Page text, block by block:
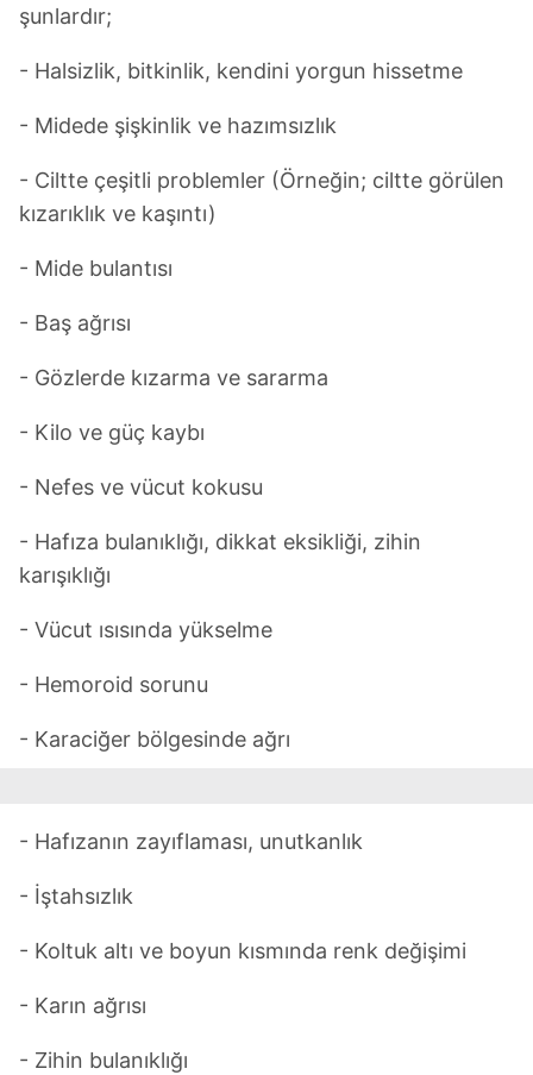
şunlardır;
- Halsizlik, bitkinlik, kendini yorgun hissetme
- Midede şişkinlik ve hazımsızlık
- Ciltte çeşitli problemler (Örneğin; ciltte görülen
kızarıklık ve kaşıntı)
- Mide bulantısı
- Baş ağrısı
- Gözlerde kızarma ve sararma
- Kilo ve güç kaybı
- Nefes ve vücut kokusu
- Hafıza bulanıklığı, dikkat eksikliği, zihin
karışıklığı
- Vücut ısısında yükselme
- Hemoroid sorunu
- Karaciğer bölgesinde ağrı
- Hafızanın zayıflaması, unutkanlık
- İştahsızlık
- Koltuk altı ve boyun kısmında renk değişimi
- Karın ağrısı
- Zihin bulanıklığı